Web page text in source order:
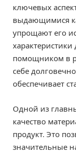
ключевых
выдающимися
упрощают его
помощником в
себе
обеспечивает
Одной из
качество
продукт. Это
значительные